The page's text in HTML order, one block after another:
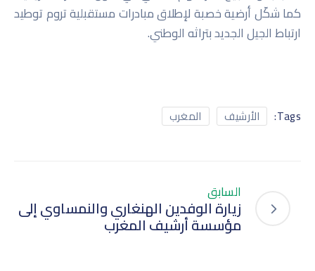
كما شكّل أرضية خصبة لإطلاق مبادرات مستقبلية تروم توطيد
ارتباط الجيل الجديد بتراثه الوطني.
Tags: الأرشيف المغرب
السابق
زيارة الوفدين الهنغاري والنمساوي إلى
مؤسسة أرشيف المغرب